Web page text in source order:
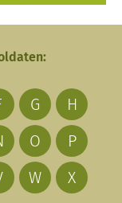
G
H
O
P
W
X